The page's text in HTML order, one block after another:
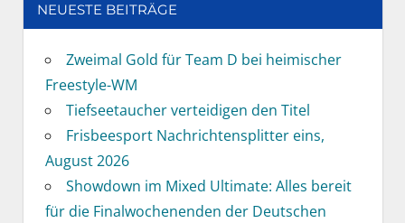
NEUESTE BEITRÄGE
Zweimal Gold für Team D bei heimischer
Freestyle-WM
Tiefseetaucher verteidigen den Titel
Frisbeesport Nachrichtensplitter eins,
August 2026
Showdown im Mixed Ultimate: Alles bereit
für die Finalwochenenden der Deutschen